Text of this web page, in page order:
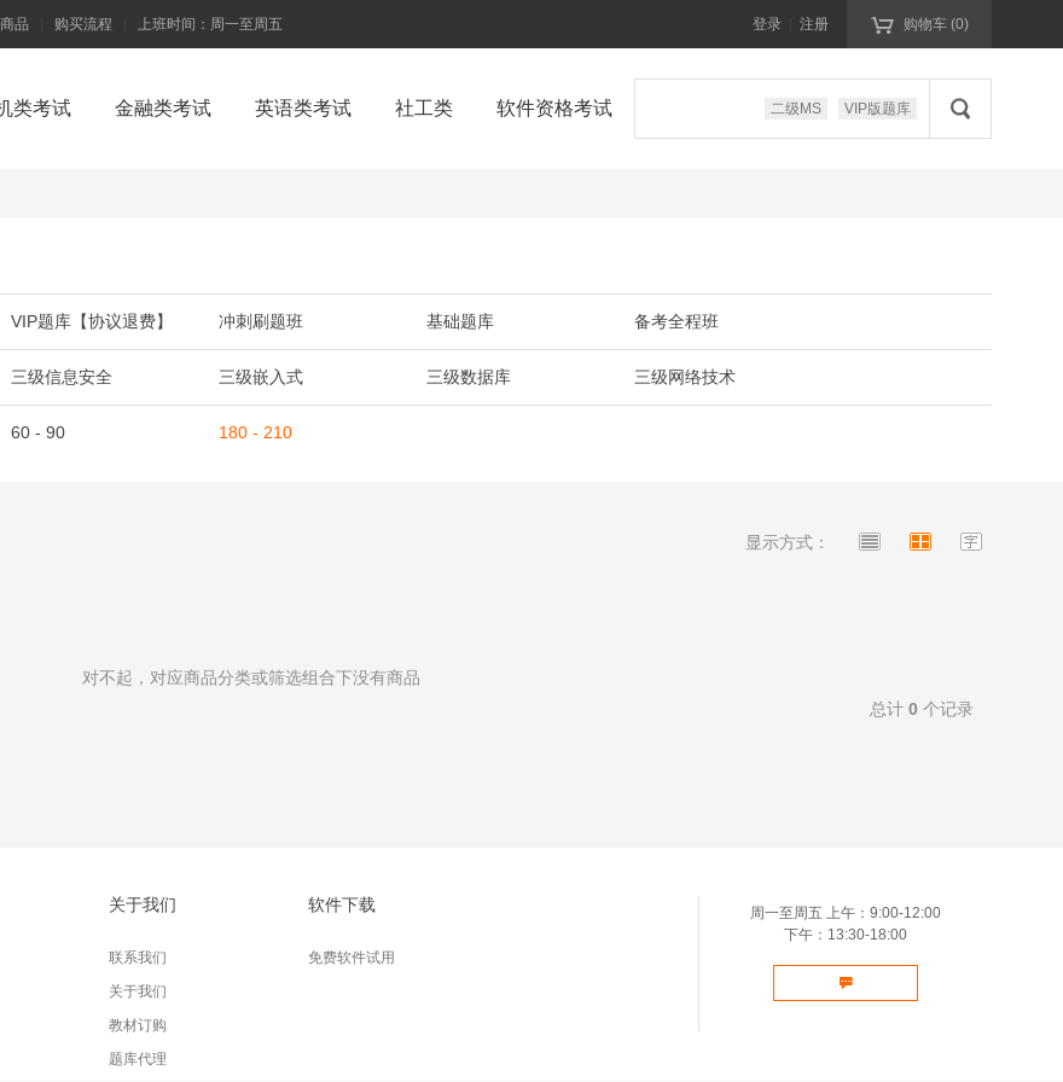
品 购买流程 上班时间：周一至周五  购物车 (0)
登录 注册
类考试 金融类考试 英语类考试 社工类 软件资格考试 
二级MS VIP版题库
VIP题库【协议退费】 冲刺刷题班 基础题库 备考全程班
三级信息安全 三级嵌入式 三级数据库 三级网络技术
60 - 90 180 - 210
显示方式：
对不起，对应商品分类或筛选组合下没有商品
总计 0 个记录
关于我们
联系我们
关于我们
教材订购
题库代理
软件下载
免费软件试用
周一至周五 上午：9:00-12:00
下午：13:30-18:00
